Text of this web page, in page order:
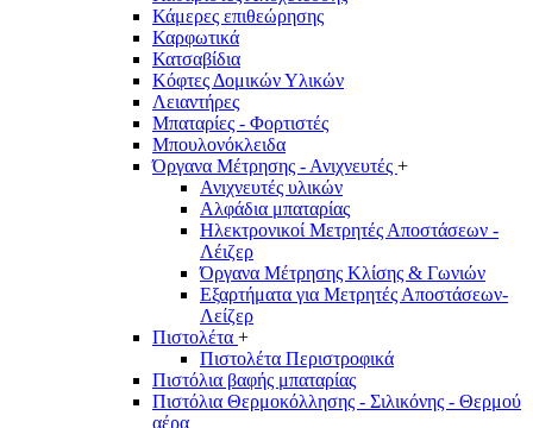
Κάμερες επιθεώρησης
Καρφωτικά
Κατσαβίδια
Κόφτες Δομικών Υλικών
Λειαντήρες
Μπαταρίες - Φορτιστές
Μπουλονόκλειδα
Όργανα Μέτρησης - Ανιχνευτές +
Ανιχνευτές υλικών
Αλφάδια μπαταρίας
Ηλεκτρονικοί Μετρητές Αποστάσεων -
Λέιζερ
Όργανα Μέτρησης Κλίσης & Γωνιών
Εξαρτήματα για Μετρητές Αποστάσεων-
Λείζερ
Πιστολέτα +
Πιστολέτα Περιστροφικά
Πιστόλια βαφής μπαταρίας
Πιστόλια Θερμοκόλλησης - Σιλικόνης - Θερμού
αέρα